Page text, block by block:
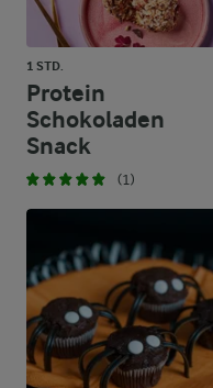
1 STD.
Protein
Schokoladen
Snack
(1)